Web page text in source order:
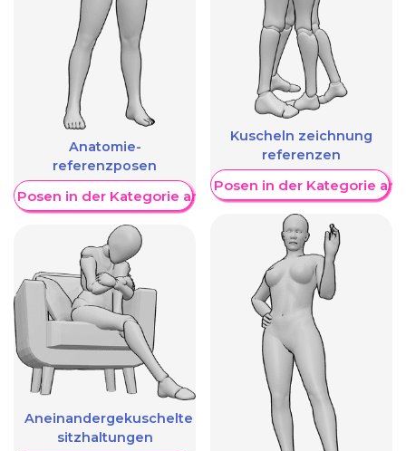
Anatomie-
referenzposen
Posen in der Kategorie anzeigen
Aneinandergekuschelte
sitzhaltungen
Kuscheln zeichnung
referenzen
Weitere Posen in der Kategorie